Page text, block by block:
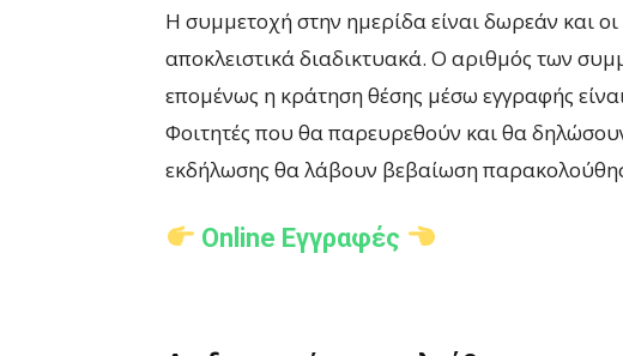
Η συμμετοχή στην ημερίδα είναι δωρεάν και
αποκλειστικά διαδικτυακά. Ο αριθμός των
επομένως η κράτηση θέσης μέσω εγγραφής
Φοιτητές που θα παρευρεθούν και θα
εκδήλωσης θα λάβουν βεβαίωση
Online Εγγραφές